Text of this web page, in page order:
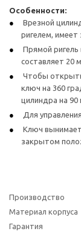
Особенности:
Врезной
ригелем, имеет
Прямой ригель
составляет 20
Чтобы
ключ на 360
цилиндра на 90
Для
Ключ
закрытом
Производство
Материал корпуса
Гарантия